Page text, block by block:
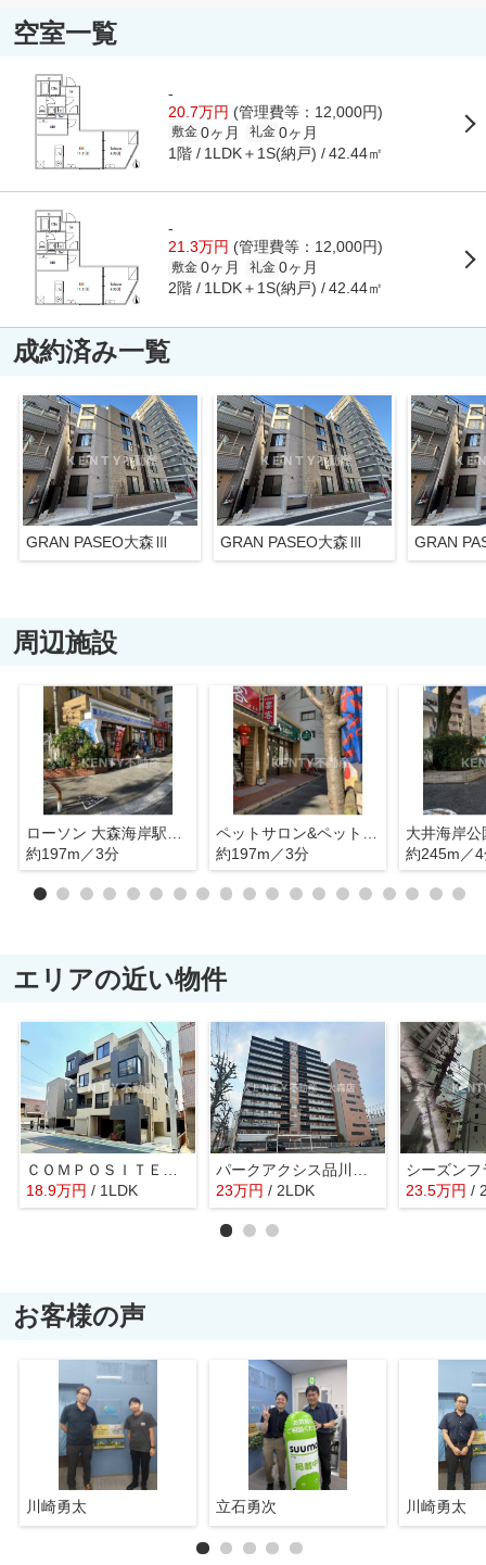
空室一覧
-
20.7万円 (管理費等：12,000円)
敷金 0ヶ月 礼金 0ヶ月
1階 1LDK＋1S(納戸) 42.44㎡
-
21.3万円 (管理費等：12,000円)
敷金 0ヶ月 礼金 0ヶ月
2階 1LDK＋1S(納戸) 42.44㎡
成約済み一覧
GRAN PASEO大森Ⅲ GRAN PASEO大森Ⅲ GRAN
周辺施設
約197m／3分
約197m／3分
大井海岸公
約245m／
エリアの近い物件
18.9万円 / 1LDK
23万円 / 2LDK 23.5万円 /
お客様の声
川崎勇太 立石勇次 川崎勇太